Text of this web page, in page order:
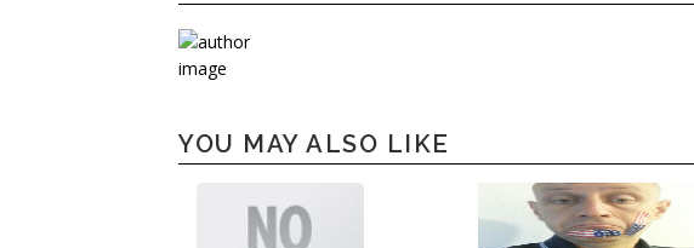
YOU MAY ALSO LIKE